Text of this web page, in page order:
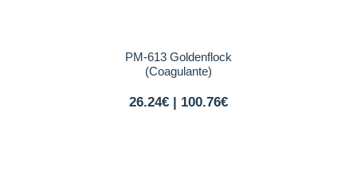
PM-613 Goldenflock
(Coagulante)
26.24€ | 100.76€